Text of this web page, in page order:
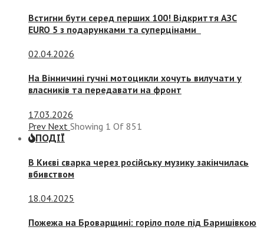
Встигни бути серед перших 100! Відкриття АЗС
EURO 5 з подарунками та суперцінами
02.04.2026
На Вінничині гучні мотоцикли хочуть вилучати у
власників та передавати на фронт
17.03.2026
Prev Next Showing 1 Of 851
ПОДІЇ
В Києві сварка через російську музику закінчилась
вбивством
18.04.2025
Пожежа на Броварщині: горіло поле під Баришівкою